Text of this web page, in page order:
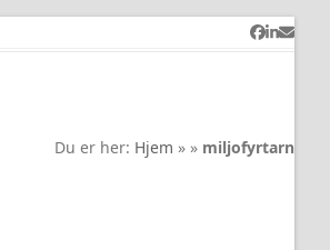
Facebook
Email
Du er her: Hjem » » miljofyrtarn